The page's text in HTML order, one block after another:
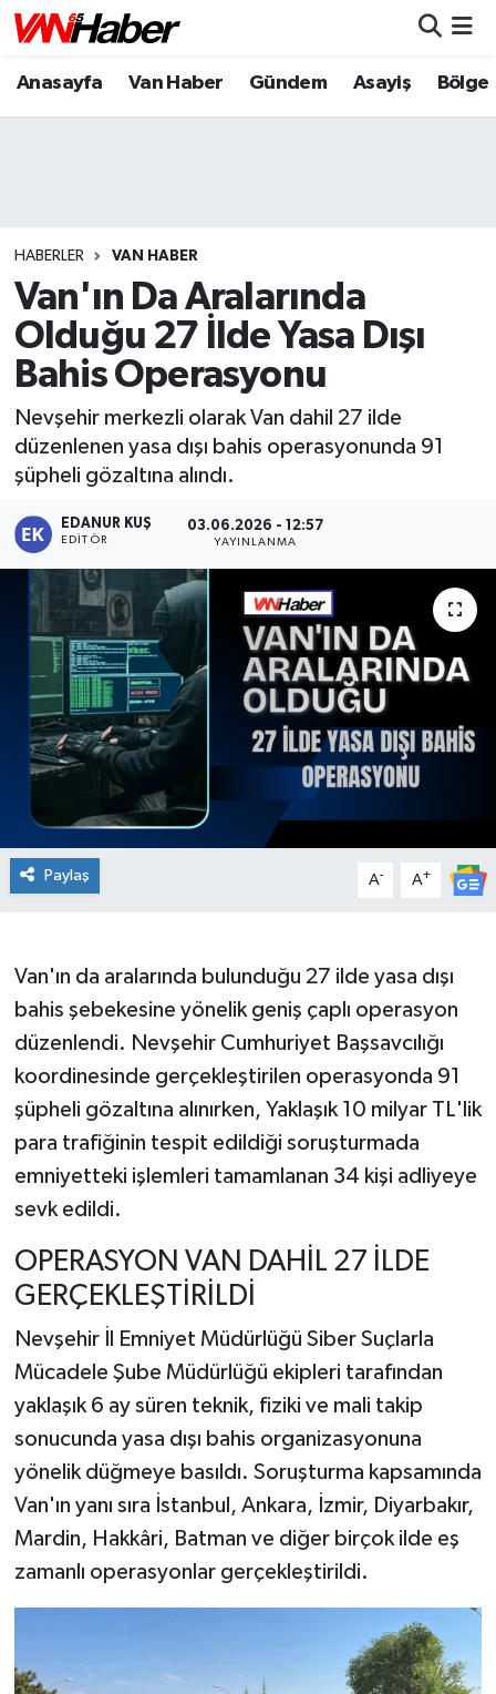
Anasayfa Van Haber Gündem Asayiş Bölge
HABERLER VAN HABER
Van'ın Da Aralarında
Olduğu 27 İlde Yasa Dışı
Bahis Operasyonu
Nevşehir merkezli olarak Van dahil 27 ilde
düzenlenen yasa dışı bahis operasyonunda 91
şüpheli gözaltına alındı.
EDANUR KUŞ
EDITÖR
03.06.2026 - 12:57
YAYINLANMA
Paylaş A- A+
Van'ın da aralarında bulunduğu 27 ilde yasa dışı
bahis şebekesine yönelik geniş çaplı operasyon
düzenlendi. Nevşehir Cumhuriyet Başsavcılığı
koordinesinde gerçekleştirilen operasyonda 91
şüpheli gözaltına alınırken, Yaklaşık 10 milyar TL'lik
para trafiğinin tespit edildiği soruşturmada
emniyetteki işlemleri tamamlanan 34 kişi adliyeye
sevk edildi.
OPERASYON VAN DAHİL 27 İLDE
GERÇEKLEŞTİRİLDİ
Nevşehir İl Emniyet Müdürlüğü Siber Suçlarla
Mücadele Şube Müdürlüğü ekipleri tarafından
yaklaşık 6 ay süren teknik, fiziki ve mali takip
sonucunda yasa dışı bahis organizasyonuna
yönelik düğmeye basıldı. Soruşturma kapsamında
Van'ın yanı sıra İstanbul, Ankara, İzmir, Diyarbakır,
Mardin, Hakkâri, Batman ve diğer birçok ilde eş
zamanlı operasyonlar gerçekleştirildi.
Nöbetçi Eczaneler
Puan Durumu ve Fikstür
Tüm Manşetler
Son Dakika Haberleri
Haber Arşivi